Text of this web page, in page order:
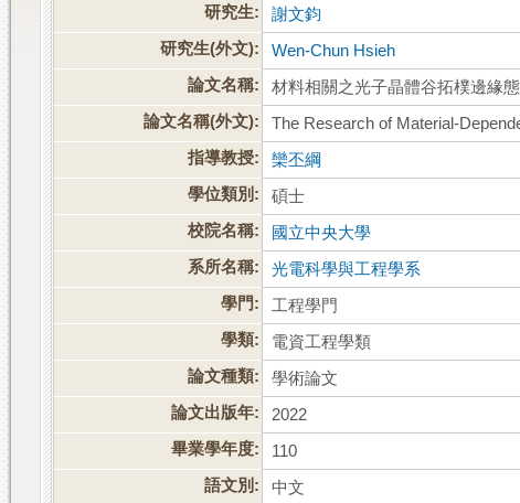
研究生:
謝文鈞
研究生(外文):
Wen-Chun Hsieh
論文名稱:
材料相關之光子晶體谷拓樸邊緣
論文名稱(外文):
The Research of Material-
指導教授:
欒丕綱
學位類別:
碩士
校院名稱:
國立中央大學
系所名稱:
光電科學與工程學系
學門:
工程學門
學類:
電資工程學類
論文種類:
學術論文
論文出版年:
2022
畢業學年度:
110
語文別:
中文